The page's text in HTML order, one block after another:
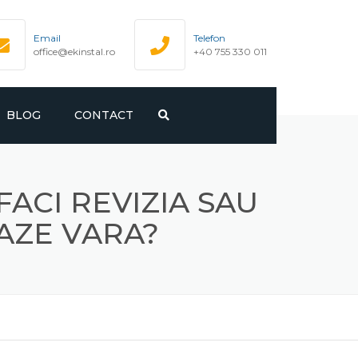
Email
office@ekinstal.ro
Telefon
+40 755 330 011
GAZE
BLOG CONTACT
REVIZIA SAU
VARA?